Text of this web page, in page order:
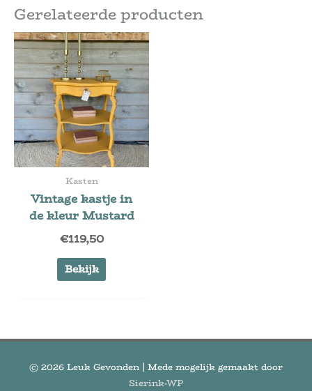
Gerelateerde producten
Kasten
Vintage kastje in
de kleur Mustard
€119,50
Bekijk
© 2026 Leuk Gevonden | Mede mogelijk gemaakt door
Sierink-WP